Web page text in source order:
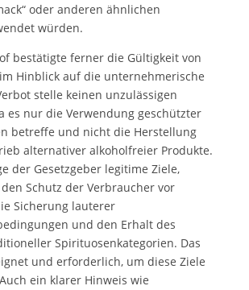
oder anderen ähnlichen
würden.
bestätigte ferner die Gültigkeit von
Hinblick auf die unternehmerische
stelle keinen unzulässigen
es nur die Verwendung geschützter
betreffe und nicht die Herstellung
alternativer alkoholfreier Produkte.
der Gesetzgeber legitime Ziele,
Schutz der Verbraucher vor
Sicherung lauterer
und den Erhalt des
Spirituosenkategorien. Das
und erforderlich, um diese Ziele
ein klarer Hinweis wie